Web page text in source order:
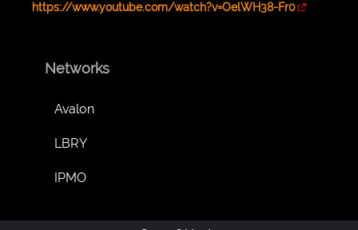
https://www.youtube.com/watch?v=OelWH38-Fr0
Networks
Avalon
LBRY
IPMO